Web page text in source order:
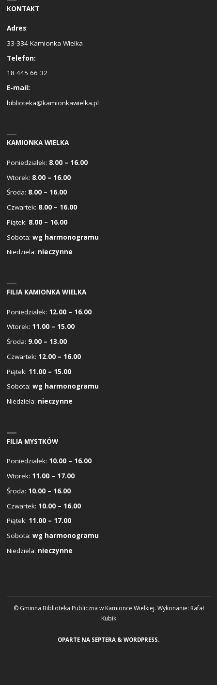
KONTAKT
Adres:
33-334 Kamionka Wielka
Telefon:
18 445 66 32
E-mail:
biblioteka@kamionkawielka.pl
KAMIONKA WIELKA
Poniedziałek: 8.00 – 16.00
Wtorek: 8.00 – 16.00
Środa: 8.00 – 16.00
Czwartek: 8.00 – 16.00
Piątek: 8.00 – 16.00
Sobota: wg harmonogramu
Niedziela: nieczynne
FILIA KAMIONKA WIELKA
Poniedziałek: 12.00 – 16.00
Wtorek: 11.00 – 15.00
Środa: 9.00 – 13.00
Czwartek: 12.00 – 16.00
Piątek: 11.00 – 15.00
Sobota: wg harmonogramu
Niedziela: nieczynne
FILIA MYSTKÓW
Poniedziałek: 10.00 – 16.00
Wtorek: 11.00 – 17.00
Środa: 10.00 – 16.00
Czwartek: 10.00 – 16.00
Piątek: 11.00 – 17.00
Sobota: wg harmonogramu
Niedziela: nieczynne
© Gminna Biblioteka Publiczna w Kamionce Wielkiej. Wykonanie: Rafał
Kubik
OPARTE NA SEPTERA & WORDPRESS.